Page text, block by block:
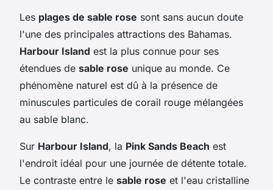
Les plages de sable rose sont sans aucun doute
l'une des principales attractions des Bahamas.
Harbour Island est la plus connue pour ses
étendues de sable rose unique au monde. Ce
phénomène naturel est dû à la présence de
minuscules particules de corail rouge mélangées
au sable blanc.
Sur Harbour Island, la Pink Sands Beach est
l'endroit idéal pour une journée de détente totale.
Le contraste entre le sable rose et l'eau cristalline